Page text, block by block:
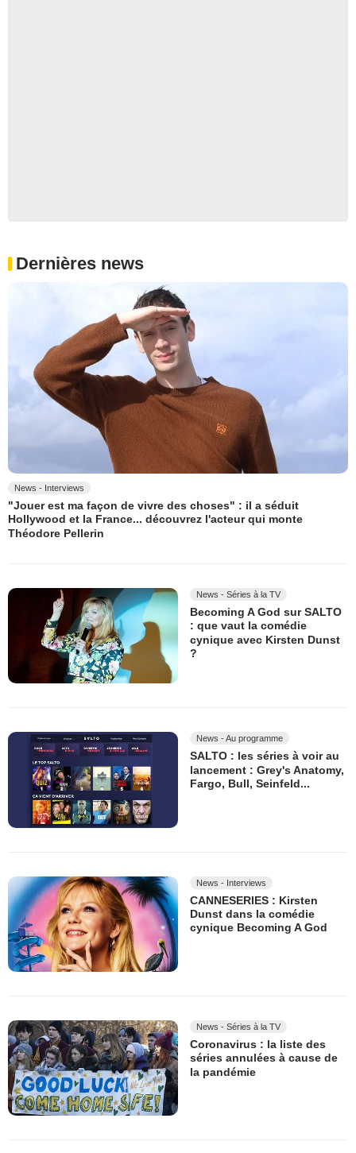
Dernières news
News - Interviews
"Jouer est ma façon de vivre des choses" : il a séduit
Hollywood et la France... découvrez l'acteur qui monte
Théodore Pellerin
News - Séries à la TV
Becoming A God sur SALTO
: que vaut la comédie
cynique avec Kirsten Dunst
?
News - Au programme
SALTO : les séries à voir au
lancement : Grey's Anatomy,
Fargo, Bull, Seinfeld...
News - Interviews
CANNESERIES : Kirsten
Dunst dans la comédie
cynique Becoming A God
News - Séries à la TV
Coronavirus : la liste des
séries annulées à cause de
la pandémie